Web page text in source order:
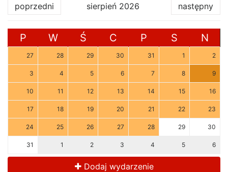
poprzedni sierpień 2026 następny
P W Ś C P S N
27 28 29 30 31 1 2
3 4 5 6 7 8 9
10 11 12 13 14 15 16
17 18 19 20 21 22 23
24 25 26 27 28 29 30
31 1 2 3 4 5 6
Dodaj wydarzenie